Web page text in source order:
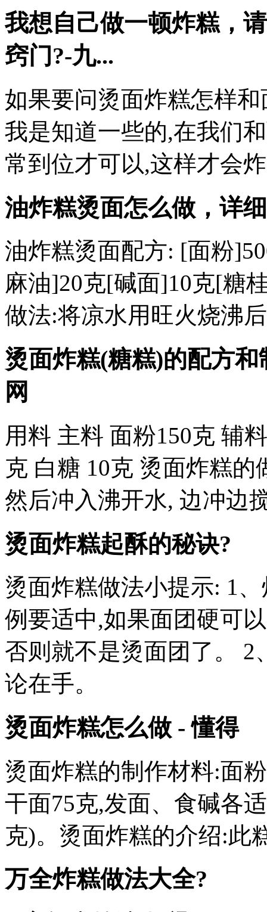
我想自己做一顿炸糕，
窍门?-九...
如果要问烫面炸糕怎样
我是知道一些的,在我们
常到位才可以,这样才会
油炸糕烫面怎么做，详
油炸糕烫面配方: [面粉
麻油]20克[碱面]10克[糖
做法:将凉水用旺火烧沸
烫面炸糕(糖糕)的配方
网
用料 主料 面粉150克 辅
克 白糖 10克 烫面炸糕
然后冲入沸开水, 边冲边
烫面炸糕起酥的秘诀?
烫面炸糕做法小提示: 1
例要适中,如果面团硬可
否则就不是烫面团了。 2
论在手。
烫面炸糕怎么做 - 懂得
烫面炸糕的制作材料:面
干面75克,发面、食碱各
克)。烫面炸糕的介绍:此
万全炸糕做法大全?